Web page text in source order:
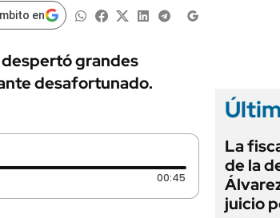
AUTOS
en
grandes
desafortunado.
00:45 Duración: 45
La
de la
juicio